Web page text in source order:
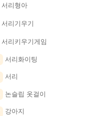
서리형아
리기우기
리키우기게임
서리화이팅
서리
논슬립 옷걸이
강아지